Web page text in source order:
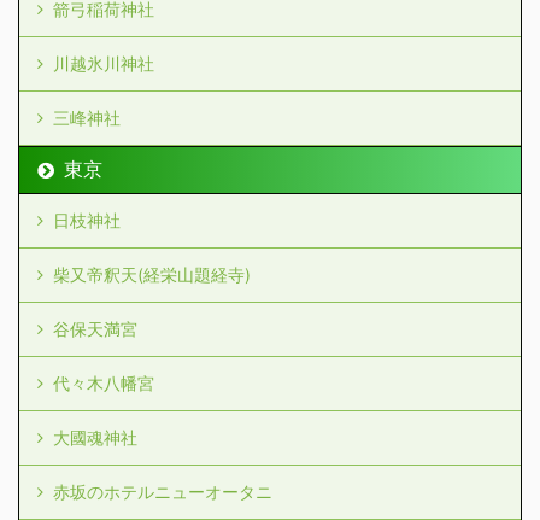
箭弓稲荷神社
川越氷川神社
三峰神社
東京
日枝神社
柴又帝釈天(経栄山題経寺)
谷保天満宮
代々木八幡宮
大國魂神社
赤坂のホテルニューオータニ